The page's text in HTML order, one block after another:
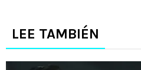
LEE TAMBIÉN